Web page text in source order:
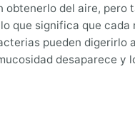
del aire,
que significa que
pueden
desaparece